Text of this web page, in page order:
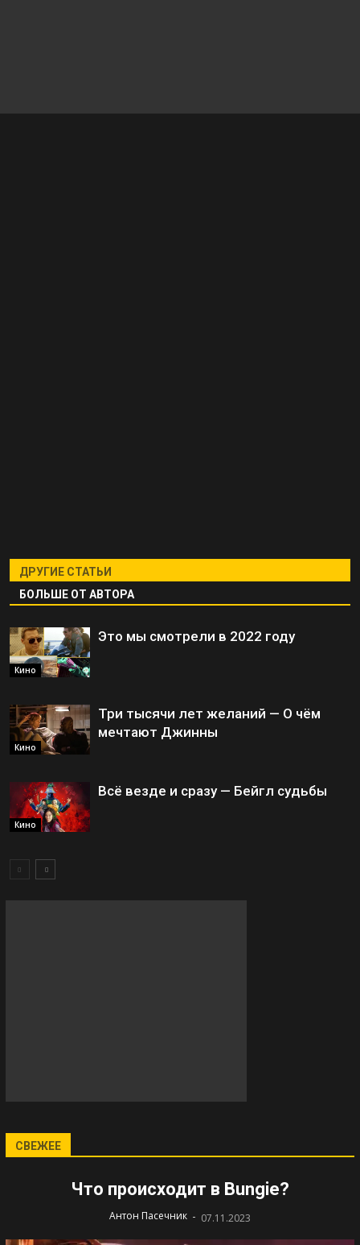
ДРУГИЕ СТАТЬИ
БОЛЬШЕ ОТ АВТОРА
Кино
Это мы смотрели в 2022 году
Кино
Три тысячи лет желаний — О чём
мечтают Джинны
Кино
Всё везде и сразу — Бейгл судьбы
СВЕЖЕЕ
Что происходит в Bungie?
Антон Пасечник - 07.11.2023